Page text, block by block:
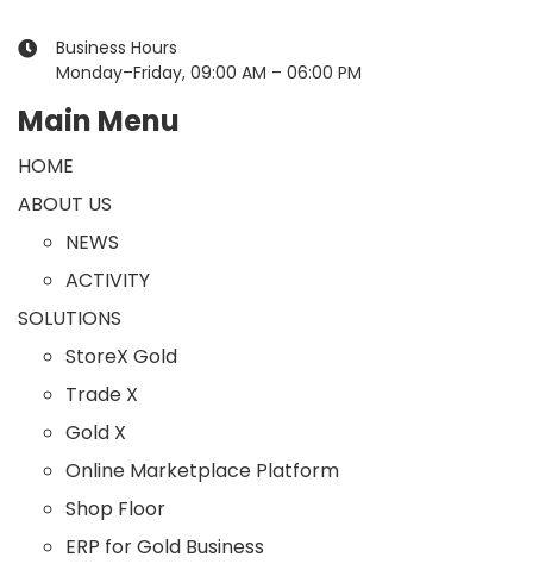
Business Hours
Monday–Friday, 09:00 AM – 06:00 PM
Main Menu
HOME
ABOUT US
NEWS
ACTIVITY
SOLUTIONS
StoreX Gold
Trade X
Gold X
Online Marketplace Platform
Shop Floor
ERP for Gold Business